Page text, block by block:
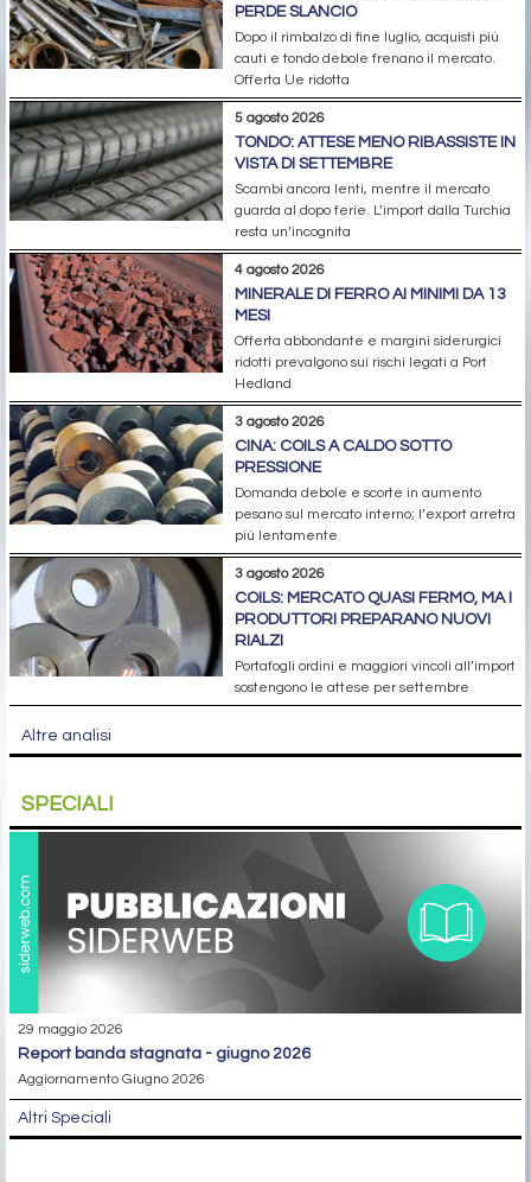
PERDE SLANCIO
Dopo il rimbalzo di fine luglio, acquisti più
cauti e tondo debole frenano il mercato.
Offerta Ue ridotta
5 agosto 2026
TONDO: ATTESE MENO RIBASSISTE IN
VISTA DI SETTEMBRE
Scambi ancora lenti, mentre il mercato
guarda al dopo ferie. L’import dalla Turchia
resta un’incognita
4 agosto 2026
MINERALE DI FERRO AI MINIMI DA 13
MESI
Offerta abbondante e margini siderurgici
ridotti prevalgono sui rischi legati a Port
Hedland
3 agosto 2026
CINA: COILS A CALDO SOTTO
PRESSIONE
Domanda debole e scorte in aumento
pesano sul mercato interno; l’export arretra
più lentamente
3 agosto 2026
COILS: MERCATO QUASI FERMO, MA I
PRODUTTORI PREPARANO NUOVI
RIALZI
Portafogli ordini e maggiori vincoli all’import
sostengono le attese per settembre
Altre analisi
SPECIALI
29 maggio 2026
report banda stagnata - giugno 2026
Aggiornamento Giugno 2026
Altri Speciali